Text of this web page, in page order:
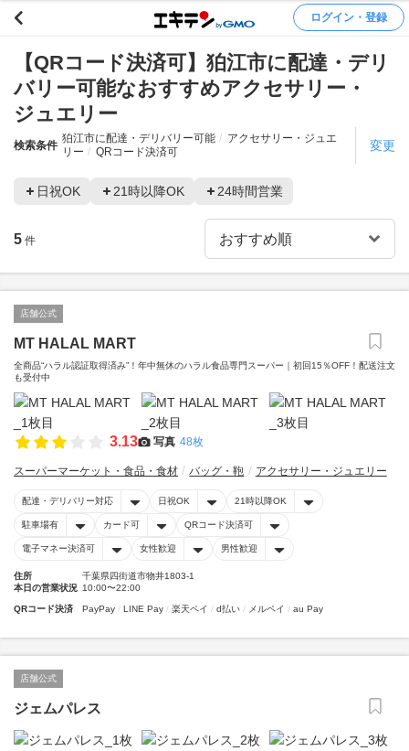
ログイン・登録
【QRコード決済可】狛江市に配達・デリ
バリー可能なおすすめアクセサリー・
ジュエリー
検索条件
狛江市に配達・デリバリー可能
アクセサリー・ジュエ
リー
QRコード決済可 変更
日祝OK 21時以降OK 24時間営業
5 件
店舗公式
MT HALAL MART
全商品“ハラル認証取得済み”！年中無休のハラル食品専門スーパー｜初回15％OFF！配送注文
も受付中
3.13 写真 48枚
スーパーマーケット・食品・食材 バッグ・鞄 アクセサリー・ジュエリー
配達・デリバリー対応 日祝OK 21時以降OK
駐車場有 カード可 QRコード決済可
電子マネー決済可 女性歓迎 男性歓迎
住所
千葉県四街道市物井1803-1
本日の営業状況 10:00〜22:00
QRコード決済 PayPay LINE Pay 楽天ペイ d払い メルペイ au Pay
店舗公式
ジェムパレス